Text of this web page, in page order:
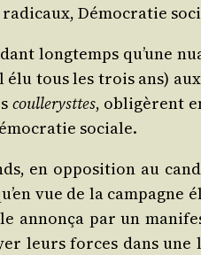
Démo­cra­tie
long­temps qu’une
tous les trois ans)
coul­le­rysttes, obli­gèrent
sociale.
en oppo­si­tion au
vue de la cam­pagne
annon­ça par un
leurs forces dans